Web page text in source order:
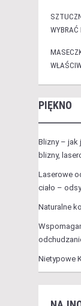
WYBRAĆ
PIĘKNO
Blizny – jak
blizny,
Laserowe
ciało –
Naturalne
Nietypowe